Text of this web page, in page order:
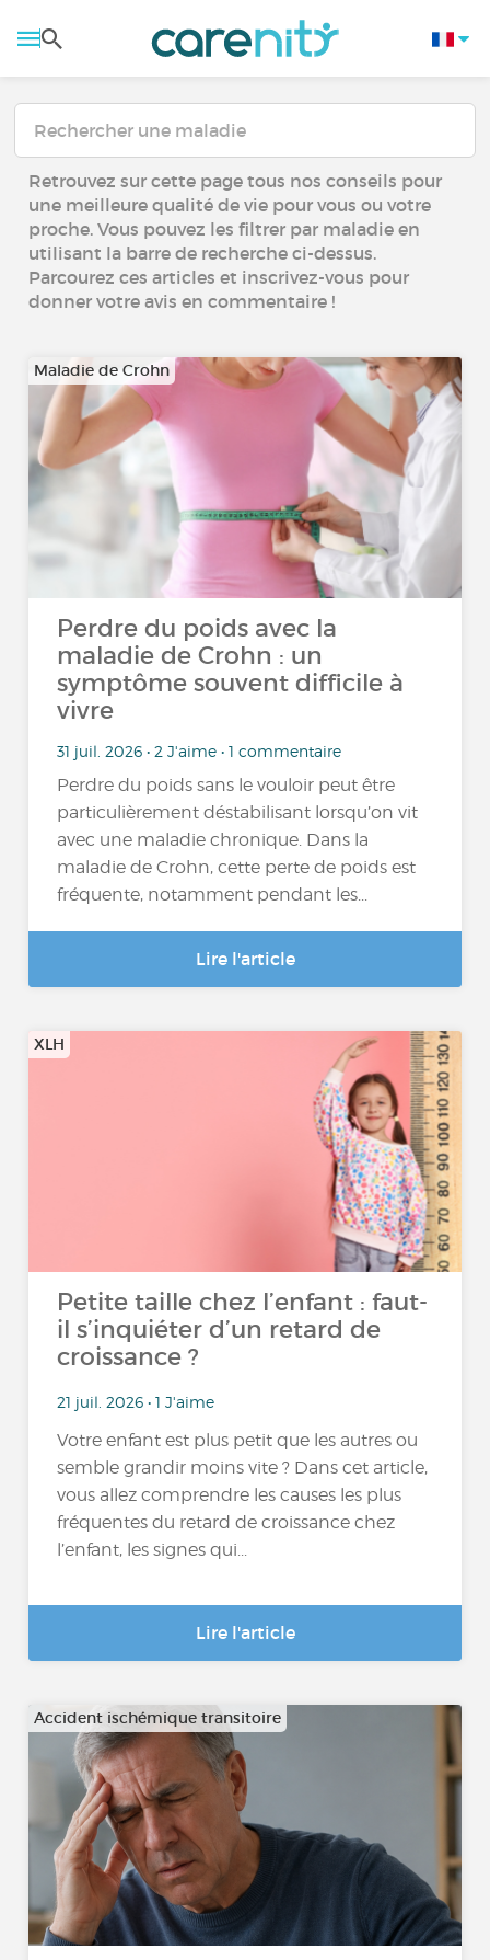
Retrouvez sur cette page tous nos conseils pour
une meilleure qualité de vie pour vous ou votre
proche. Vous pouvez les filtrer par maladie en
utilisant la barre de recherche ci-dessus.
Parcourez ces articles et inscrivez-vous pour
donner votre avis en commentaire !
Maladie de Crohn
Perdre du poids avec la
maladie de Crohn : un
symptôme souvent difficile à
vivre
31 juil. 2026 • 2 J'aime • 1 commentaire
Perdre du poids sans le vouloir peut être
particulièrement déstabilisant lorsqu’on vit
avec une maladie chronique. Dans la
maladie de Crohn, cette perte de poids est
fréquente, notamment pendant les...
Lire l'article
XLH
Petite taille chez l’enfant : faut-
il s’inquiéter d’un retard de
croissance ?
21 juil. 2026 • 1 J'aime
Votre enfant est plus petit que les autres ou
semble grandir moins vite ? Dans cet article,
vous allez comprendre les causes les plus
fréquentes du retard de croissance chez
l’enfant, les signes qui...
Lire l'article
Accident ischémique transitoire